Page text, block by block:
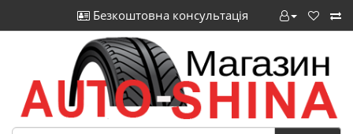
Безкоштовна консультація